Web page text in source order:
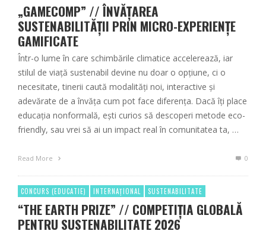
„GAMECOMP” // ÎNVĂȚAREA
SUSTENABILITĂȚII PRIN MICRO-EXPERIENȚE
GAMIFICATE
Într-o lume în care schimbările climatice accelerează, iar
stilul de viață sustenabil devine nu doar o opțiune, ci o
necesitate, tinerii caută modalități noi, interactive și
adevărate de a învăța cum pot face diferența. Dacă îți place
educația nonformală, ești curios să descoperi metode eco-
friendly, sau vrei să ai un impact real în comunitatea ta, …
Read More 0
CONCURS (EDUCATIE) INTERNAȚIONAL SUSTENABILITATE
“THE EARTH PRIZE” // COMPETIȚIA GLOBALĂ
PENTRU SUSTENABILITATE 2026